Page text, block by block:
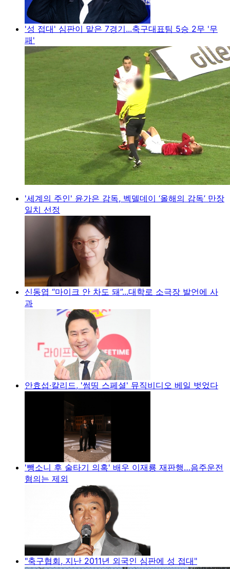
'성 접대' 심판이 맡은 7경기...축구대표팀 5승 2무 '무
패'
'세계의 주인' 윤가은 감독, 벡델데이 ‘올해의 감독’ 만장
일치 선정
신동엽 “마이크 안 차도 돼”...대학로 소극장 발언에 사
과
안효섭·칼리드, '썸띵 스페셜' 뮤직비디오 베일 벗었다
'뺑소니 후 술타기 의혹' 배우 이재룡 재판행…음주운전
혐의는 제외
"축구협회, 지난 2011년 외국인 심판에 성 접대"